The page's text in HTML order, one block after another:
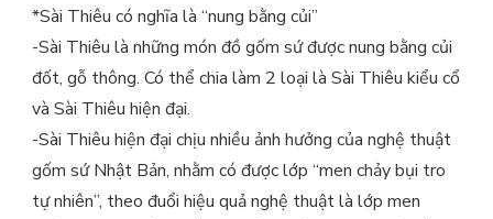
*Sài Thiêu có nghĩa là “nung bằng củi”
-Sài Thiêu là những món đồ gốm sứ được nung bằng củi
đốt, gỗ thông. Có thể chia làm 2 loại là Sài Thiêu kiểu cổ
và Sài Thiêu hiện đại.
-Sài Thiêu hiện đại chịu nhiều ảnh hưởng của nghệ thuật
gốm sứ Nhật Bản, nhằm có được lớp “men chảy bụi tro
tự nhiên”, theo đuổi hiệu quả nghệ thuật là lớp men